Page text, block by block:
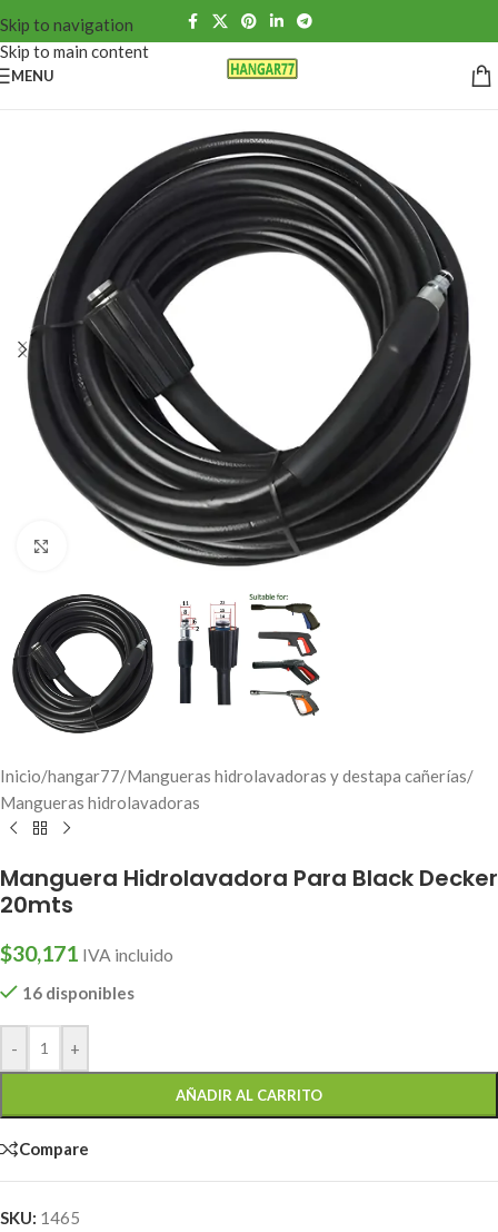
Skip to navigation
Skip to main content
MENU
Click to enlarge
Inicio/hangar77/Mangueras hidrolavadoras y destapa cañerías/
Mangueras hidrolavadoras
Manguera Hidrolavadora Para Black Decker
20mts
$30,171 IVA incluido
16 disponibles
- +
AÑADIR AL CARRITO
Compare
SKU: 1465